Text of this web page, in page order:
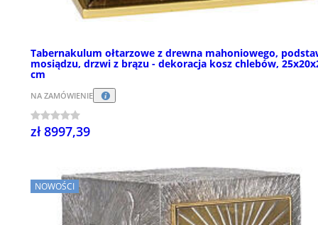
Tabernakulum ołtarzowe z drewna mahoniowego,
mosiądzu, drzwi z brązu - dekoracja kosz chlebów,
cm
NA ZAMÓWIENIE
zł 8997,39
NOWOŚCI